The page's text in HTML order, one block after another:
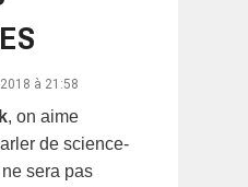
à 21:58
, on aime
de science-
sera pas